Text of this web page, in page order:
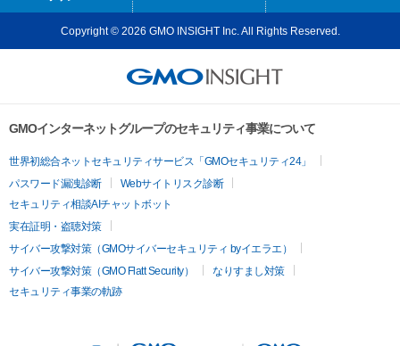
Copyright © 2026 GMO INSIGHT Inc. All Rights Reserved.
GMOインターネットグループのセキュリティ事業について
世界初総合ネットセキュリティサービス「GMOセキュリティ24」
パスワード漏洩診断
Webサイトリスク診断
セキュリティ相談AIチャットボット
実在証明・盗聴対策
サイバー攻撃対策（GMOサイバーセキュリティ byイエラエ）
サイバー攻撃対策（GMO Flatt Security）
なりすまし対策
セキュリティ事業の軌跡